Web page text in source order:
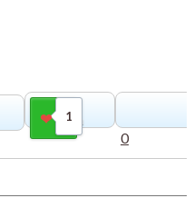
1
Gilla
0